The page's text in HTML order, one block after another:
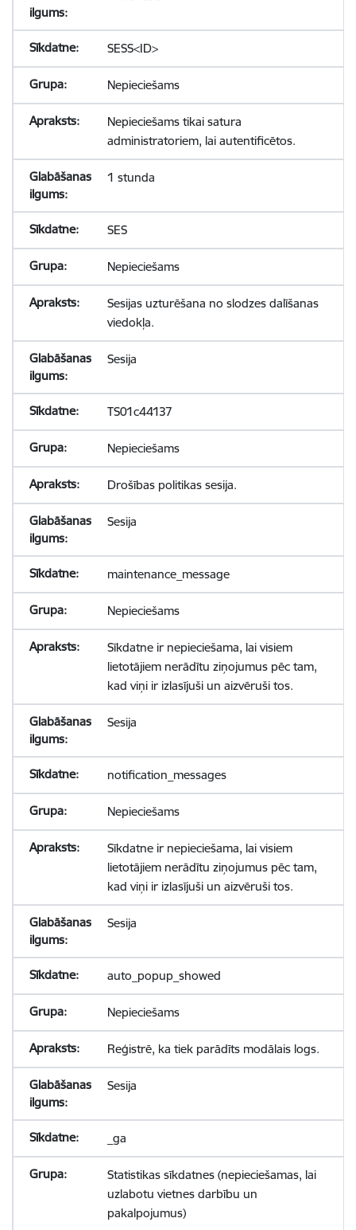
SESS<ID>
Nepieciešams
Nepieciešams tikai satura
administratoriem, lai autentificētos.
1 stunda
SES
Nepieciešams
Sesijas uzturēšana no slodzes dalīšanas
viedokļa.
Sesija
TS01c44137
Nepieciešams
Drošības politikas sesija.
Sesija
maintenance_message
Nepieciešams
Sīkdatne ir nepieciešama, lai visiem
lietotājiem nerādītu ziņojumus pēc tam,
kad viņi ir izlasījuši un aizvēruši tos.
Sesija
notification_messages
Nepieciešams
Sīkdatne ir nepieciešama, lai visiem
lietotājiem nerādītu ziņojumus pēc tam,
kad viņi ir izlasījuši un aizvēruši tos.
Sesija
auto_popup_showed
Nepieciešams
Reģistrē, ka tiek parādīts modālais logs.
Sesija
_ga
Statistikas sīkdatnes (nepieciešamas, lai
uzlabotu vietnes darbību un
pakalpojumus)